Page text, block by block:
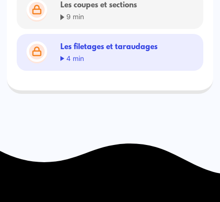
Les coupes et sections
9 min
Les filetages et taraudages
4 min